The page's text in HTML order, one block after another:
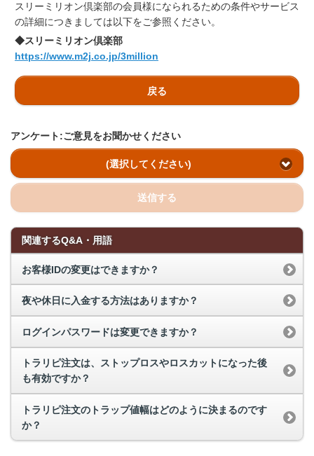
スリーミリオン倶楽部の会員様になられるための条件やサービス
の詳細につきましては以下をご参照ください。
◆スリーミリオン倶楽部
https://www.m2j.co.jp/3million
戻る
アンケート:ご意見をお聞かせください
(選択してください)
送信する
関連するQ&A・用語
お客様IDの変更はできますか？
夜や休日に入金する方法はありますか？
ログインパスワードは変更できますか？
トラリピ注文は、ストップロスやロスカットになった後
も有効ですか？
トラリピ注文のトラップ値幅はどのように決まるのです
か？